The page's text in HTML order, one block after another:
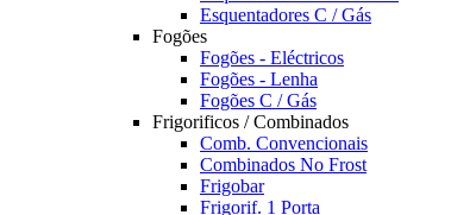
Esquentadores C / Gás
Fogões
Fogões - Eléctricos
Fogões - Lenha
Fogões C / Gás
Frigorificos / Combinados
Comb. Convencionais
Combinados No Frost
Frigobar
Frigorif. 1 Porta